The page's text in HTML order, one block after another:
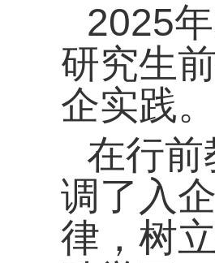
2025年
研究生
企实践。
在行
调了入
律，树